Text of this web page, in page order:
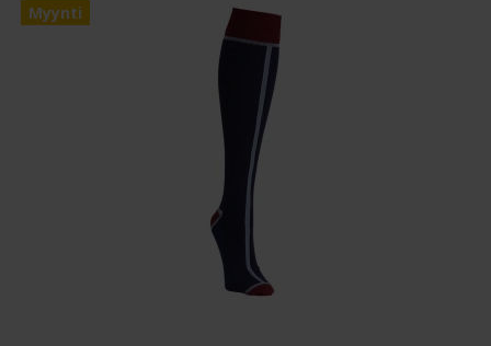
Myynti